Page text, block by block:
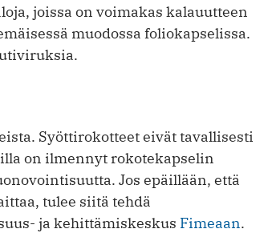
joissa on voimakas kalauutteen
muodossa foliokapselissa.
Syöttirokotteet eivät tavallisesti
on ilmennyt rokotekapselin
Jos epäillään, että
tulee siitä tehdä
ja kehittämiskeskus Fimeaan.